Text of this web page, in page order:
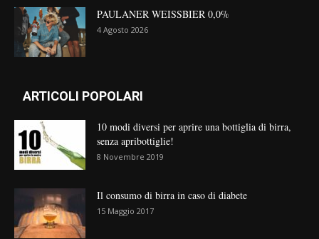
PAULANER WEISSBIER 0,0%
4 Agosto 2026
ARTICOLI POPOLARI
10 modi diversi per aprire una bottiglia di birra,
senza apribottiglie!
8 Novembre 2019
Il consumo di birra in caso di diabete
15 Maggio 2017